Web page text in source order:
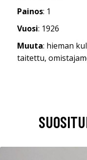
Painos: 1
Vuosi: 1926
Muuta: hieman
taitettu,